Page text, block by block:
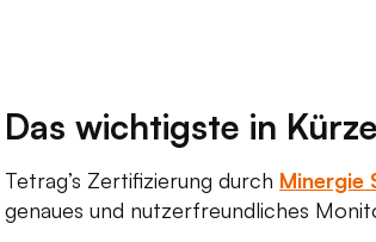
Das wichtigste in Kürze
Tetrag’s Zertifizierung durch Minergie
genaues und nutzerfreundliches